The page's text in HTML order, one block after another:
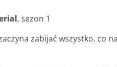
, sezon 1
zabijać wszystko,